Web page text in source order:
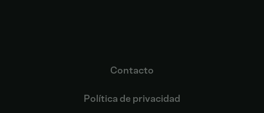
Contacto
Política de privacidad